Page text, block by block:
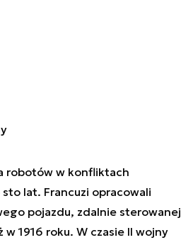
robotów w konfliktach
lat. Francuzi opracowali
pojazdu, zdalnie sterowanej
1916 roku. W czasie II wojny